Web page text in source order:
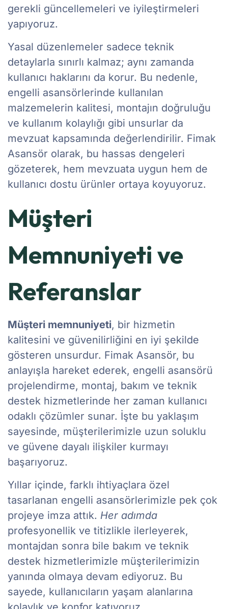
gerekli güncellemeleri ve iyileştirmeleri
yapıyoruz.
Yasal düzenlemeler sadece teknik
detaylarla sınırlı kalmaz; aynı zamanda
kullanıcı haklarını da korur. Bu nedenle,
engelli asansörlerinde kullanılan
malzemelerin kalitesi, montajın doğruluğu
ve kullanım kolaylığı gibi unsurlar da
mevzuat kapsamında değerlendirilir. Fimak
Asansör olarak, bu hassas dengeleri
gözeterek, hem mevzuata uygun hem de
kullanıcı dostu ürünler ortaya koyuyoruz.
Müşteri
Memnuniyeti ve
Referanslar
Müşteri memnuniyeti, bir hizmetin
kalitesini ve güvenilirliğini en iyi şekilde
gösteren unsurdur. Fimak Asansör, bu
anlayışla hareket ederek, engelli asansörü
projelendirme, montaj, bakım ve teknik
destek hizmetlerinde her zaman kullanıcı
odaklı çözümler sunar. İşte bu yaklaşım
sayesinde, müşterilerimizle uzun soluklu
ve güvene dayalı ilişkiler kurmayı
başarıyoruz.
Yıllar içinde, farklı ihtiyaçlara özel
tasarlanan engelli asansörlerimizle pek çok
projeye imza attık. Her adımda
profesyonellik ve titizlikle ilerleyerek,
montajdan sonra bile bakım ve teknik
destek hizmetlerimizle müşterilerimizin
yanında olmaya devam ediyoruz. Bu
sayede, kullanıcıların yaşam alanlarına